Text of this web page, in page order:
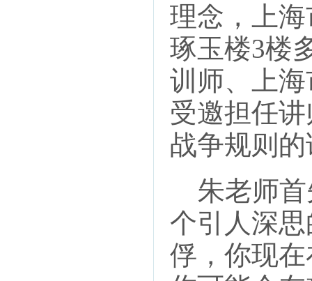
理念，上
琢玉楼3楼
训师、上
受邀担任
战争规则
朱老师首
个引人深
俘，你现